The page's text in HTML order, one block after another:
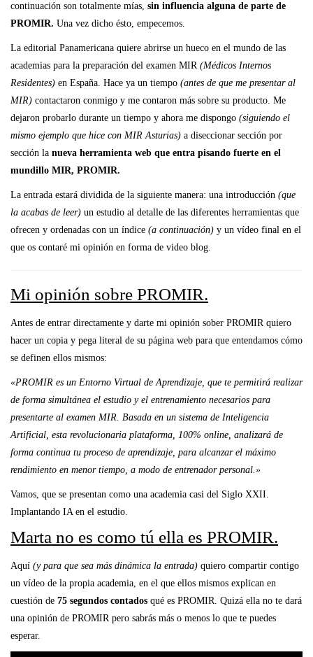
continuación son totalmente mías, sin influencia alguna de parte de
PROMIR. Una vez dicho ésto, empecemos.
La editorial Panamericana quiere abrirse un hueco en el mundo de las
academias para la preparación del examen MIR (Médicos Internos
Residentes) en España. Hace ya un tiempo (antes de que me presentar al
MIR) contactaron conmigo y me contaron más sobre su producto. Me
dejaron probarlo durante un tiempo y ahora me dispongo (siguiendo el
mismo ejemplo que hice con MIR Asturias) a diseccionar sección por
sección la nueva herramienta web que entra pisando fuerte en el
mundillo MIR, PROMIR.
La entrada estará dividida de la siguiente manera: una introducción (que
la acabas de leer) un estudio al detalle de las diferentes herramientas que
ofrecen y ordenadas con un índice (a continuación) y un vídeo final en el
que os contaré mi opinión en forma de video blog.
Mi opinión sobre PROMIR.
Antes de entrar directamente y darte mi opinión sober PROMIR quiero
hacer un copia y pega literal de su página web para que entendamos cómo
se definen ellos mismos:
«PROMIR es un Entorno Virtual de Aprendizaje, que te permitirá realizar
de forma simultánea el estudio y el entrenamiento necesarios para
presentarte al examen MIR. Basada en un sistema de Inteligencia
Artificial, esta revolucionaria plataforma, 100% online, analizará de
forma continua tu proceso de aprendizaje, para alcanzar el máximo
rendimiento en menor tiempo, a modo de entrenador personal.»
Vamos, que se presentan como una academia casi del Siglo XXII.
Implantando IA en el estudio.
Marta no es como tú ella es PROMIR.
Aquí (y para que sea más dinámica la entrada) quiero compartir contigo
un vídeo de la propia academia, en el que ellos mismos explican en
cuestión de 75 segundos contados qué es PROMIR. Quizá ella no te dará
una opinión de PROMIR pero sabrás más o menos lo que te puedes
esperar.